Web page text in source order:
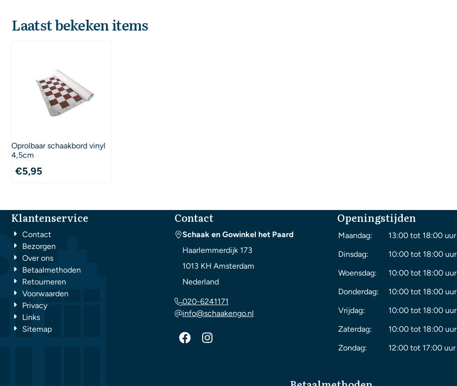
Laatst bekeken items
Oprolbaar schaakbord vinyl
4,5cm
€5,95
Klantenservice
Contact
Bezorgen
Over ons
Betaalmethoden
Retourneren
Voorwaarden
Privacy
Links
Sitemap
Contact
Schaak en Gowinkel het Paard
Haarlemmerdijk 173
1013 KH Amsterdam
Nederland
020-6241171
info@schaakengo.nl
Openingstijden
Maandag:
13:00 tot 18:00 uur
Dinsdag:
10:00 tot 18:00 uur
Woensdag:
10:00 tot 18:00 uur
Donderdag:
10:00 tot 18:00 uur
Vrijdag:
10:00 tot 18:00 uur
Zaterdag:
10:00 tot 18:00 uur
Zondag:
12:00 tot 17:00 uur